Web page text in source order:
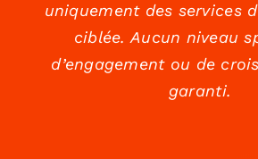
uniquement des services
ciblée. Aucun niveau
d’engagement ou de
garanti.